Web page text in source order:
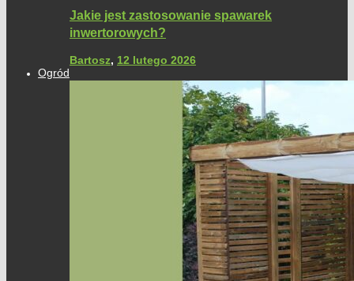
Jakie jest zastosowanie spawarek
inwertorowych?
Bartosz, 12 lutego 2026
Ogród